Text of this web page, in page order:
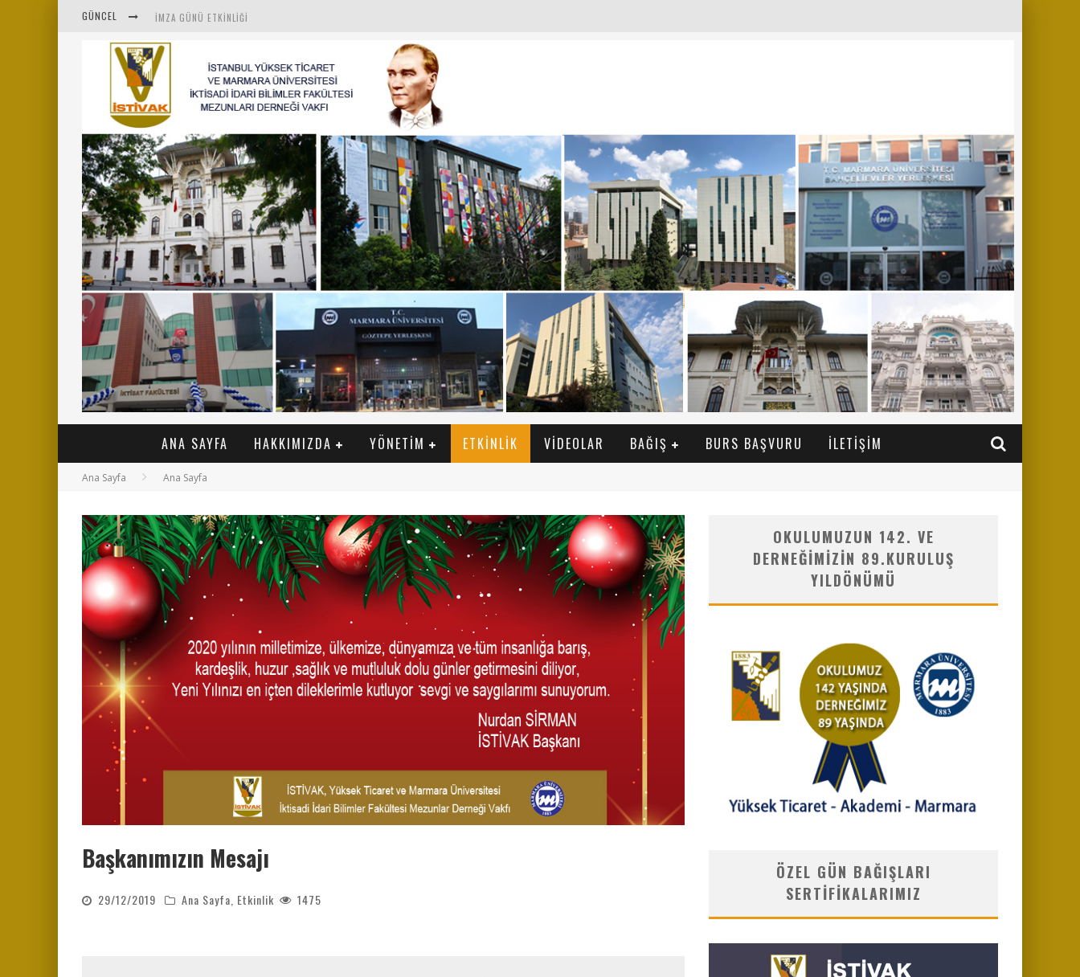
GÜNCEL İMZA GÜNÜ ETKINLIĞI
İSTİVAK 2025 HAZIRAN AYI OLAĞAN YÖNETIM KURULU
İSTİVAK 2025 NISAN AYI YÖNETIM KURULU TOPLANTISI
MENTÖR-MARMARA PROJESI KAHVALTI BULUŞMASI
“RUH VE BEDENİN UYANIŞI” KONULU ETKINLIĞIMIZDEN KARELER
SAHNE SANATLARINDA İZ BIRAKAN CUMHURİYET KADINLARI
MARMARA ÜNIVERSITESI REKTÖRÜ SAYIN MEHMET EMIN OKUR’A NEZAKET ZIYARETI
ANA SAYFA HAKKIMIZDA YÖNETIM ETKINLIK VIDEOLAR BAĞIŞ BURS BAŞVURU İLETIŞIM
Ana Sayfa Ana Sayfa
Başkanımızın Mesajı
29/12/2019 Ana Sayfa Etkinlik 1475
OKULUMUZUN 142. VE
DERNEĞIMIZIN 89.KURULUŞ
YILDÖNÜMÜ
ÖZEL GÜN BAĞIŞLARI
SERTIFIKALARIMIZ